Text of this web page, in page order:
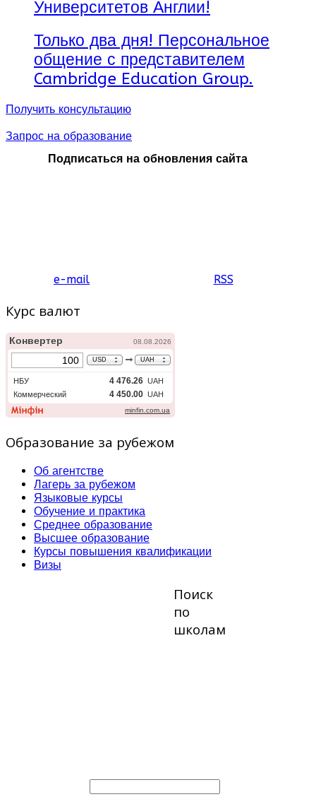
Университетов Англии!
Только два дня! Персональное
общение с представителем
Cambridge Education Group.
Получить консультацию
Запрос на образование
Подписаться на обновления сайта
e-mail RSS
Курс валют
Образование за рубежом
Об агентстве
Лагерь за рубежом
Языковые курсы
Обучение и практика
Среднее образование
Высшее образование
Курсы повышения квалификации
Визы
Поиск
по
школам